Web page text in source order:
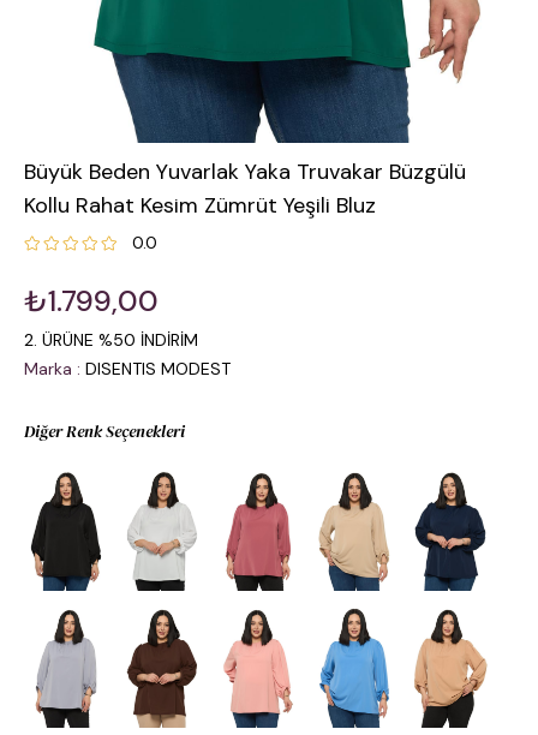
Büyük Beden Yuvarlak Yaka Truvakar Büzgülü
Kollu Rahat Kesim Zümrüt Yeşili Bluz
0.0
₺1.799,00
2. ÜRÜNE %50 İNDİRİM
Marka : DISENTIS MODEST
Diğer Renk Seçenekleri